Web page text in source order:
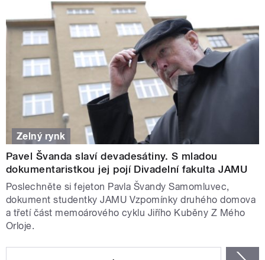
Zelný rynk
Pavel Švanda slaví devadesátiny. S mladou
dokumentaristkou jej pojí Divadelní fakulta JAMU
Poslechněte si fejeton Pavla Švandy Samomluvec,
dokument studentky JAMU Vzpomínky druhého domova
a třetí část memoárového cyklu Jiřího Kuběny Z Mého
Orloje.